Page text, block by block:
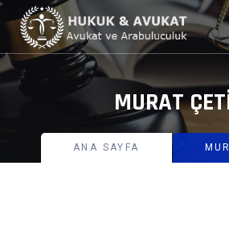
MURAT
ANA SAYFA